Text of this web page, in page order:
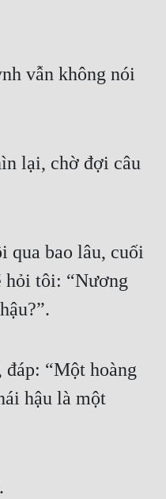
vẫn không nói
lại, chờ đợi câu
qua bao lâu, cuối
hỏi tôi: “Nương
“Một hoàng
hậu là một